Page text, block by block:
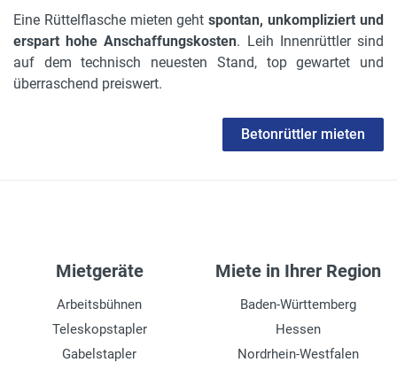
Eine Rüttelflasche mieten gehtspontan, unkompliziert und
erspart hohe Anschaffungskosten. Leih Innenrüttler sind
auf dem technisch neuesten Stand, top gewartet und
überraschend preiswert.
Betonrüttler mieten
Mietgeräte
Arbeitsbühnen
Teleskopstapler
Gabelstapler
Miete in Ihrer Region
Baden-Württemberg
Hessen
Nordrhein-Westfalen